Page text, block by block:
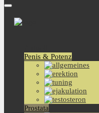
Penis & Potenz
Prostata